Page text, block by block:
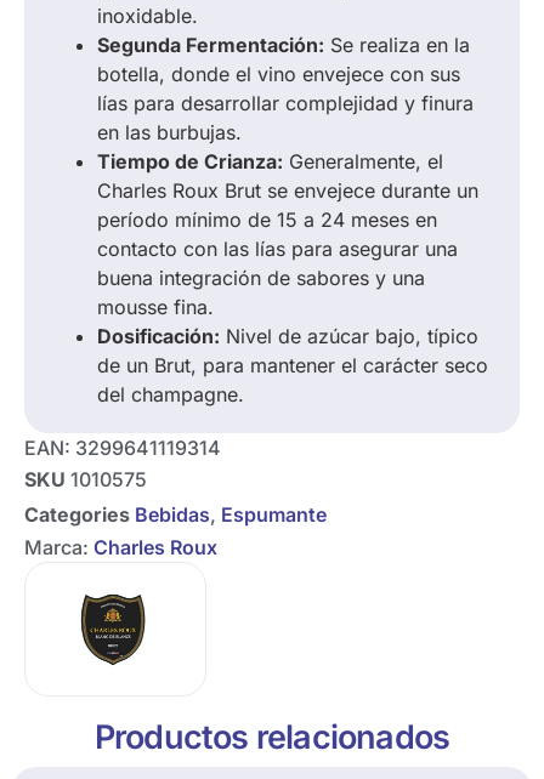
inoxidable.
Segunda Fermentación: Se realiza en la
botella, donde el vino envejece con sus
lías para desarrollar complejidad y finura
en las burbujas.
Tiempo de Crianza: Generalmente, el
Charles Roux Brut se envejece durante un
período mínimo de 15 a 24 meses en
contacto con las lías para asegurar una
buena integración de sabores y una
mousse fina.
Dosificación: Nivel de azúcar bajo, típico
de un Brut, para mantener el carácter seco
del champagne.
EAN: 3299641119314
SKU 1010575
Categories Bebidas, Espumante
Marca: Charles Roux
Productos relacionados